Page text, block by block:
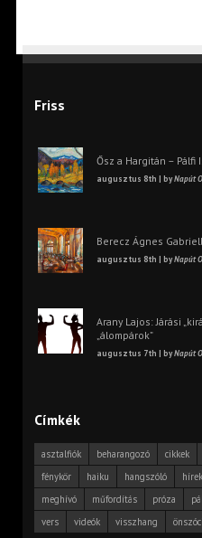
Friss
Ősz a Hargitán – Pálfi
augusztus 8th | byNapút
Berecz Ágnes
augusztus 8th | byNapút
Arany Lajos: Járási
„álompárok”
augusztus 7th | byNapút
Címkék
asztalfiók beharangozó cikkek
fénykör
haiku hangszóló hírek
meghívó
műfordítás próza
vers
videók visszhang